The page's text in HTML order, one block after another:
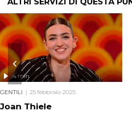
ALTRI SERVIZI DI QUESTA
Joan Thiele
4 min
GENTILI 25 febbraio 2025